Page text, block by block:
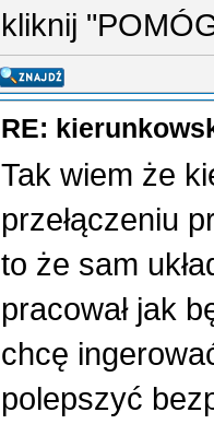
kliknij
RE:
Tak wiem że
przełączeniu
to że sam
pracował jak
chcę
polepszyć